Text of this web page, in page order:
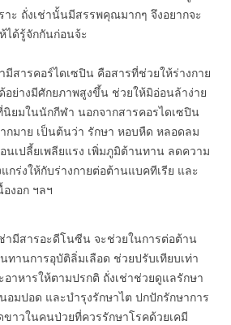
าะ ถั่งเช่านั้นมีสรรพคุณมากๆ จึงอยากจะ
ได้รู้จักกันก่อนจ้ะ
มีสารคอร์ไดเซปิน คือสารที่ช่วยให้ร่างกาย
อย่างมีศักยภาพสูงขึ้น ช่วยให้มิอ่อนล้าง่าย
นิยมในนักกีฬา นอกจากสารคอรไดเซปิน
กมาย เป็นต้นว่า รักษา หอบหืด หลอดลม
นเปลี้ยเพลียแรง เพิ่มภูมิต้านทาน ลดความ
กร่งให้กับร่างกายต่อต้านแบคทีเรีย และ
งอก ฯลฯ
ช่ามีสารอะดีโนซีน จะช่วยในการต่อต้าน
ทานการอุบัติลิ่มเลือด ช่วยปรับเทียบเท่า
อาหารให้ตามปรกติ ถั่งเช่าช่วยดูแลรักษา
อมปอด และบำรุงรักษาไต ปกปักรักษาการ
าวในคนป่วยที่ควรรักษาโรคด้วยเคมี